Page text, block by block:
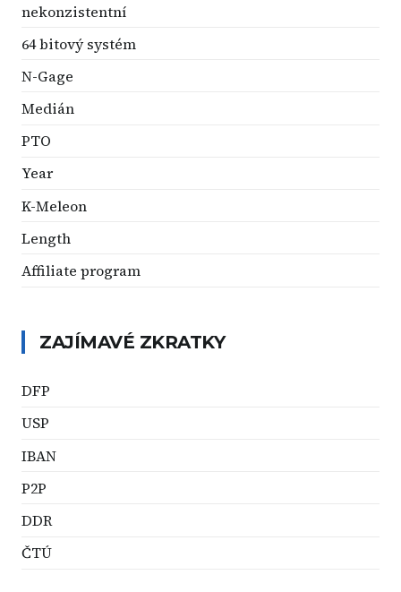
nekonzistentní
64 bitový systém
N-Gage
Medián
PTO
Year
K-Meleon
Length
Affiliate program
ZAJÍMAVÉ ZKRATKY
DFP
USP
IBAN
P2P
DDR
ČTÚ